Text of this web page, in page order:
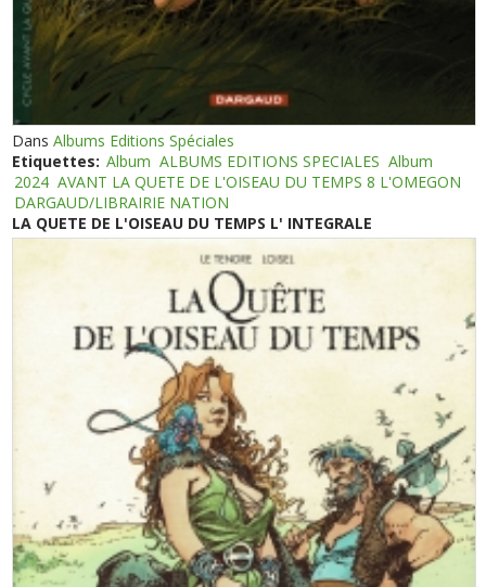
DansAlbums Editions Spéciales
Etiquettes: Album ALBUMS EDITIONS SPECIALES Album
2024 AVANT LA QUETE DE L'OISEAU DU TEMPS 8 L'OMEGON
DARGAUD/LIBRAIRIE NATION
LA QUETE DE L'OISEAU DU TEMPS L' INTEGRALE